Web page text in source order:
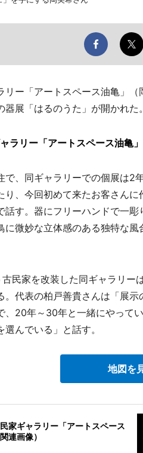
ー「アートスペース油亀」（
展「はるのうた」が開かれた。
ラリー「アートスペース油亀」
、同ギャラリーでの個展は2
り、今回初めて来たお客さん
話す。器にフリーハンドで一
に微妙な立体感のある独特な
民家を改装した同ギャラリー
。代表の柏戸善貴さんは「展
、20年～30年と一緒にやって
んでいる」と話す。
地図を
家ギャラリー「アートスペース
連画像）